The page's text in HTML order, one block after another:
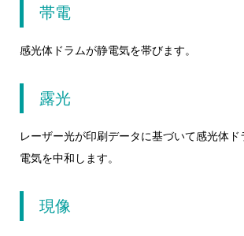
帯電
感光体ドラムが静電気を帯びます。
露光
レーザー光が印刷データに基づいて感光体
電気を中和します。
現像